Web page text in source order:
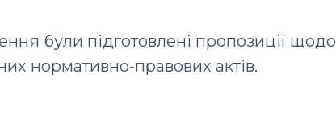
були підготовлені пропозиції щодо
нормативно-правових актів.